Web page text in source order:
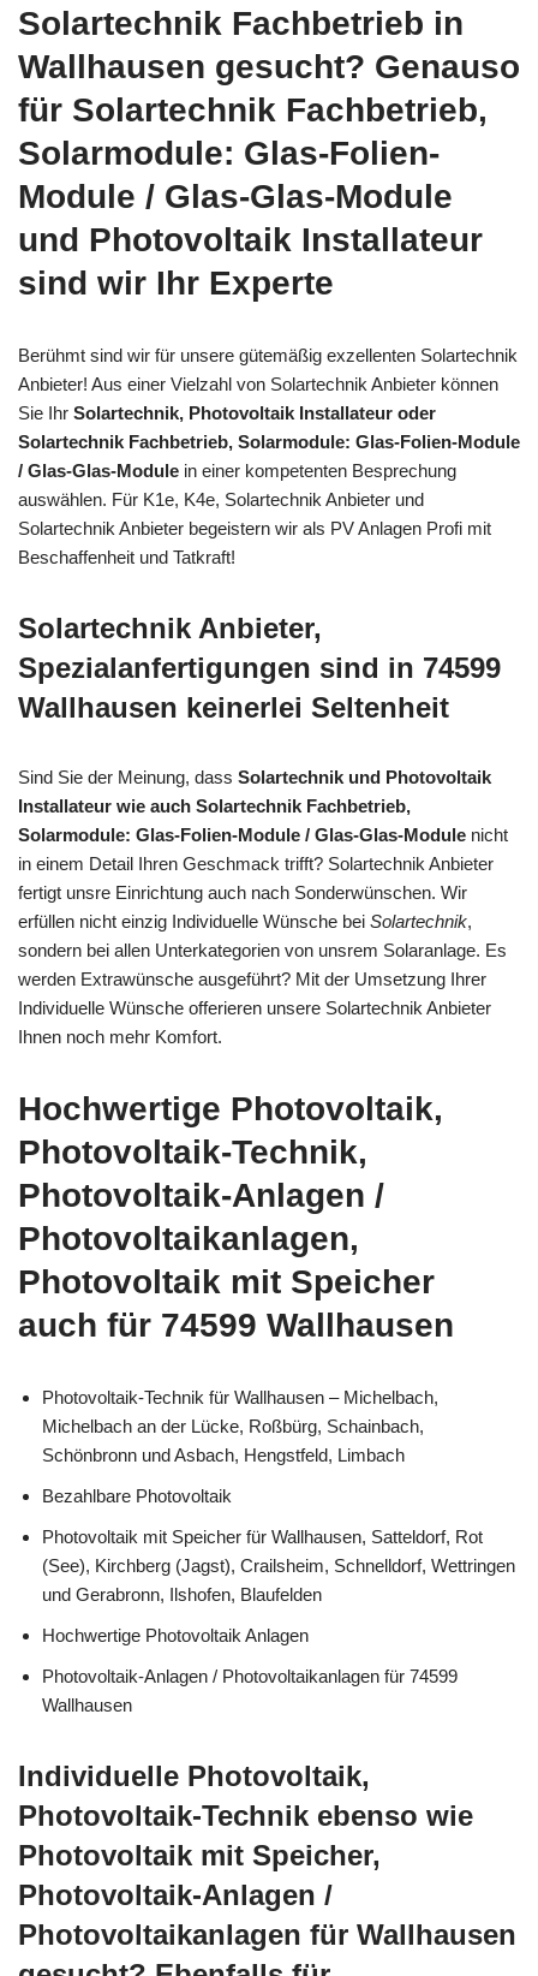
Solartechnik Fachbetrieb in
Wallhausen gesucht? Genauso
für Solartechnik Fachbetrieb,
Solarmodule: Glas-Folien-
Module / Glas-Glas-Module
und Photovoltaik Installateur
sind wir Ihr Experte
Berühmt sind wir für unsere gütemäßig exzellenten Solartechnik
Anbieter! Aus einer Vielzahl von Solartechnik Anbieter können
Sie Ihr Solartechnik, Photovoltaik Installateur oder
Solartechnik Fachbetrieb, Solarmodule: Glas-Folien-Module
/ Glas-Glas-Module in einer kompetenten Besprechung
auswählen. Für K1e, K4e, Solartechnik Anbieter und
Solartechnik Anbieter begeistern wir als PV Anlagen Profi mit
Beschaffenheit und Tatkraft!
Solartechnik Anbieter,
Spezialanfertigungen sind in 74599
Wallhausen keinerlei Seltenheit
Sind Sie der Meinung, dass Solartechnik und Photovoltaik
Installateur wie auch Solartechnik Fachbetrieb,
Solarmodule: Glas-Folien-Module / Glas-Glas-Module nicht
in einem Detail Ihren Geschmack trifft? Solartechnik Anbieter
fertigt unsre Einrichtung auch nach Sonderwünschen. Wir
erfüllen nicht einzig Individuelle Wünsche bei Solartechnik,
sondern bei allen Unterkategorien von unsrem Solaranlage. Es
werden Extrawünsche ausgeführt? Mit der Umsetzung Ihrer
Individuelle Wünsche offerieren unsere Solartechnik Anbieter
Ihnen noch mehr Komfort.
Hochwertige Photovoltaik,
Photovoltaik-Technik,
Photovoltaik-Anlagen /
Photovoltaikanlagen,
Photovoltaik mit Speicher
auch für 74599 Wallhausen
Photovoltaik-Technik für Wallhausen – Michelbach,
Michelbach an der Lücke, Roßbürg, Schainbach,
Schönbronn und Asbach, Hengstfeld, Limbach
Bezahlbare Photovoltaik
Photovoltaik mit Speicher für Wallhausen, Satteldorf, Rot
(See), Kirchberg (Jagst), Crailsheim, Schnelldorf, Wettringen
und Gerabronn, Ilshofen, Blaufelden
Hochwertige Photovoltaik Anlagen
Photovoltaik-Anlagen / Photovoltaikanlagen für 74599
Wallhausen
Individuelle Photovoltaik,
Photovoltaik-Technik ebenso wie
Photovoltaik mit Speicher,
Photovoltaik-Anlagen /
Photovoltaikanlagen für Wallhausen